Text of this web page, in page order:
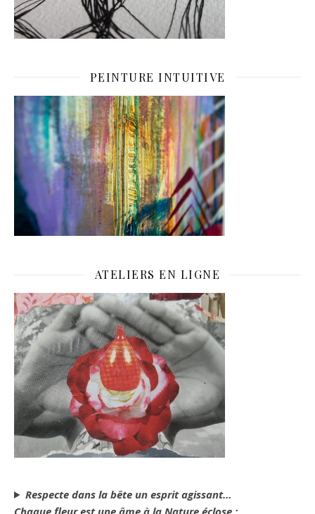
PEINTURE INTUITIVE
ATELIERS EN LIGNE
Respecte dans la bête un esprit agissant…
Chaque fleur est une âme à la Nature éclose ;